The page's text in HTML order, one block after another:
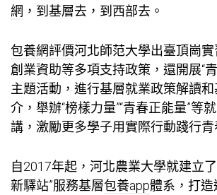
網 ，到基層去，到西部去。
包養網評價河北師范大學出臺頂崗實
創業資助等多項支持政策，還開展“
主題活動，進行基層就業政策解讀
介，舉辦“榜樣力量”“青春正能量”等
講，激勵更多學子用實際行動踐行青
自2017年起，河北農業大學就建立了
新驛站”服務基層包養app體系，打